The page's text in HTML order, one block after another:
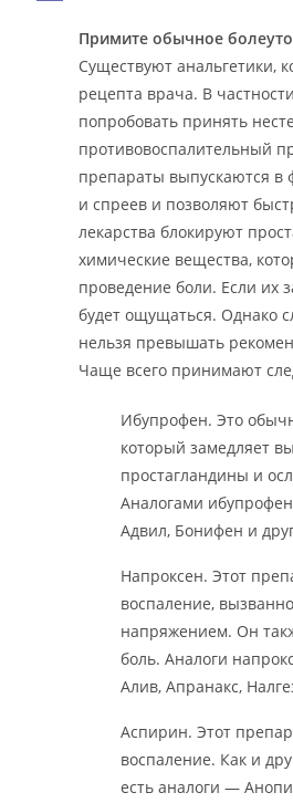
Примите обычное
Существуют анальгетики,
рецепта врача. В
попробовать принять
противовоспалительный
препараты выпускаются в
и спреев и позволяют
лекарства блокируют
химические вещества,
проведение боли. Если их
будет ощущаться. Однако
нельзя превышать
Чаще всего принимают
Ибупрофен. Это
который замедляет
простагландины и
Аналогами
Адвил, Бонифен и
Напроксен. Этот
воспаление,
напряжением. Он
боль. Аналоги
Алив, Апранакс,
Аспирин. Этот
воспаление. Как и
есть аналоги —